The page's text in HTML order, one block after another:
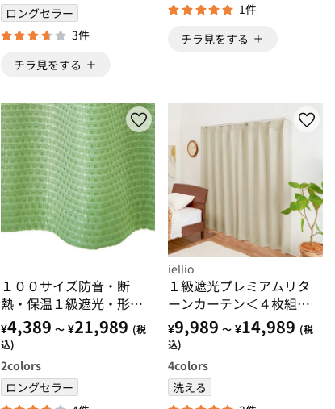
ロングセラー
3件
チラ見をする
1件
チラ見をする
１００サイズ防音・断
熱・保温１級遮光・形状
記憶付カーテン グリー
ン・モスグリーン
¥4,389 ～ ¥21,989 (税
込)
2colors
ロングセラー
iellio
１級遮光プレミアムリタ
ーンカーテン＜４枚組・
遮光１級・無地・洗え
る・形状記憶加工・新生
活・イージーオーダー＞
¥9,989 ～ ¥14,989 (税
込)
4colors
洗える